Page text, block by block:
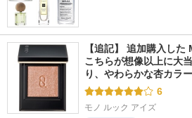
【追記】 追加購入し
こちらが想像以上に大
り、やわらかな杏カラ
6
モノ ルック アイズ